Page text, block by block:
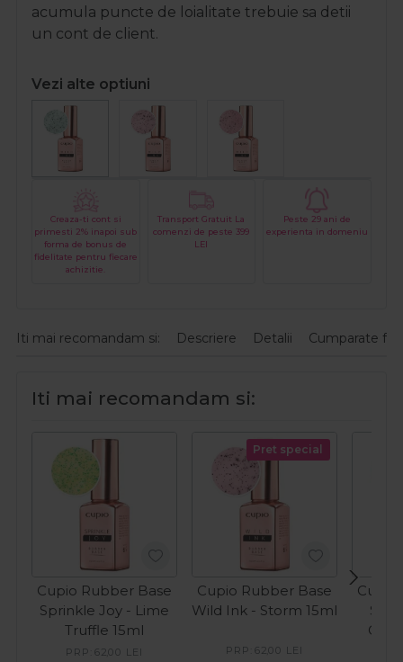
acumula puncte de loialitate trebuie sa detii
un cont de client.
Vezi alte optiuni
Creaza-ti cont si
primesti 2% inapoi sub
forma de bonus de
fidelitate pentru fiecare
achizitie.
Transport Gratuit La
comenzi de peste 399
LEI
Peste 29 ani de
experienta in domeniu
Iti mai recomandam si: Descriere Detalii Cumparate
Iti mai recomandam si:
Cupio Rubber Base
Sprinkle Joy - Lime
Truffle 15ml
PRP:62,00 LEI
Pret special
Cupio Rubber Base
Wild Ink - Storm 15ml
PRP:62,00 LEI
Cupio